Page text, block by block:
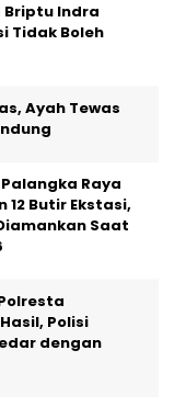
Briptu Indra
Tidak Boleh
Ayah Tewas
Raya
12 Butir Ekstasi,
Saat
Polisi
dengan